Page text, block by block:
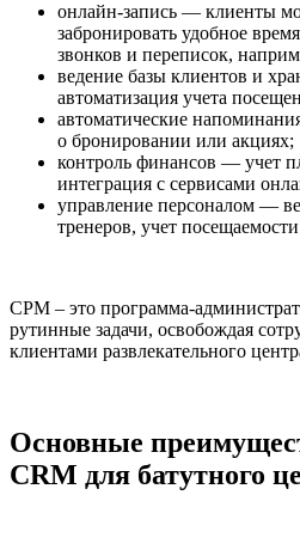
онлайн-запись — клиенты
забронировать удобное
звонков и переписок,
ведение базы клиентов и
автоматизация учета
автоматические
о бронировании или акциях;
контроль финансов — учет
интеграция с сервисами
управление персоналом —
тренеров, учет
СРМ – это программа-
рутинные задачи, освобождая
клиентами развлекательного
Основные
CRM для батутного